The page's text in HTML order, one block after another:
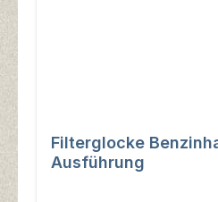
Filterglocke
Ausführung